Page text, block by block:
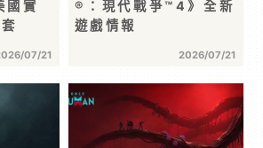
國實
07/21
®：現代戰爭™4》全新
遊戲情報
2026/07/21